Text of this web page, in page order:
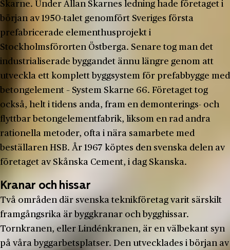
Skarne. Under Allan Skarnes ledning hade företaget i
början av 1950-talet genomfört Sveriges första
prefabricerade elementhusprojekt i
Stockholmsförorten Östberga. Senare tog man det
industrialiserade byggandet ännu längre genom att
utveckla ett komplett byggsystem för prefabbygge med
betongelement – System Skarne 66. Företaget tog
också, helt i tidens anda, fram en demonterings- och
flyttbar betongelementfabrik, liksom en rad andra
rationella metoder, ofta i nära samarbete med
beställaren HSB. År 1967 köptes den svenska delen av
företaget av Skånska Cement, i dag Skanska.
Kranar och hissar
Två områden där svenska teknikföretag varit särskilt
framgångsrika är byggkranar och bygghissar.
Tornkranen, eller Lindénkranen, är en välbekant syn
på våra byggarbetsplatser. Den utvecklades i början av